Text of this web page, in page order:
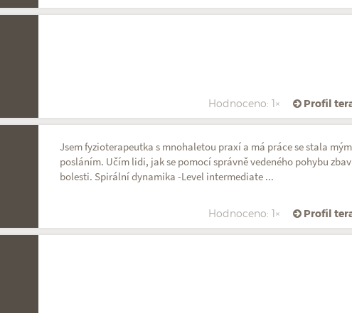
Hodnoceno: 1× Profil
Jsem fyzioterapeutka s mnohaletou praxí a má práce se stala mým
posláním. Učím lidi, jak se pomocí správně vedeného pohybu
bolesti. Spirální dynamika -Level intermediate ...
Hodnoceno: 1× Profil